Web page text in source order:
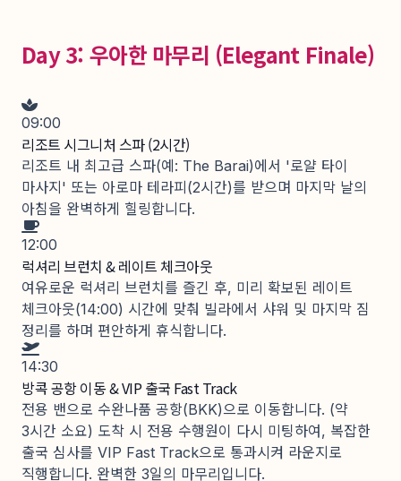
Day 3: 우아한 마무리 (Elegant Finale)
09:00
리조트 시그니처 스파 (2시간)
리조트 내 최고급 스파(예: The Barai)에서 '로얄 타이
마사지' 또는 아로마 테라피(2시간)를 받으며 마지막 날의
아침을 완벽하게 힐링합니다.
12:00
럭셔리 브런치 & 레이트 체크아웃
여유로운 럭셔리 브런치를 즐긴 후, 미리 확보된 레이트
체크아웃(14:00) 시간에 맞춰 빌라에서 샤워 및 마지막 짐
정리를 하며 편안하게 휴식합니다.
14:30
방콕 공항 이동 & VIP 출국 Fast Track
전용 밴으로 수완나품 공항(BKK)으로 이동합니다. (약
3시간 소요) 도착 시 전용 수행원이 다시 미팅하여, 복잡한
출국 심사를 VIP Fast Track으로 통과시켜 라운지로
직행합니다. 완벽한 3일의 마무리입니다.